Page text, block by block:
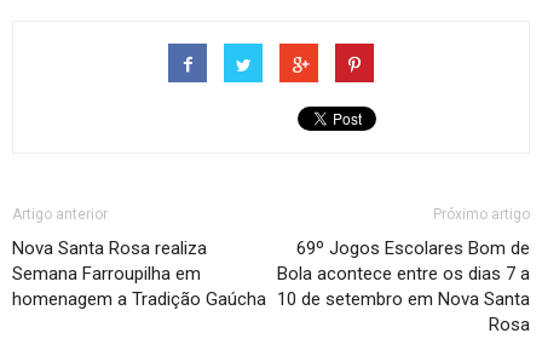
Artigo anterior
Nova Santa Rosa realiza
Semana Farroupilha em
homenagem a Tradição Gaúcha
Próximo artigo
69º Jogos Escolares Bom de
Bola acontece entre os dias 7 a
10 de setembro em Nova Santa
Rosa